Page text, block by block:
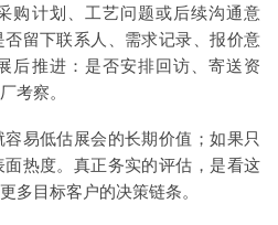
购计划、工艺问题或后续沟通意
留下联系人、需求记录、报价意
后推进：是否安排回访、寄送资
考察。
易低估展会的长期价值；如果只
热度。真正务实的评估，是看这
多目标客户的决策链条。